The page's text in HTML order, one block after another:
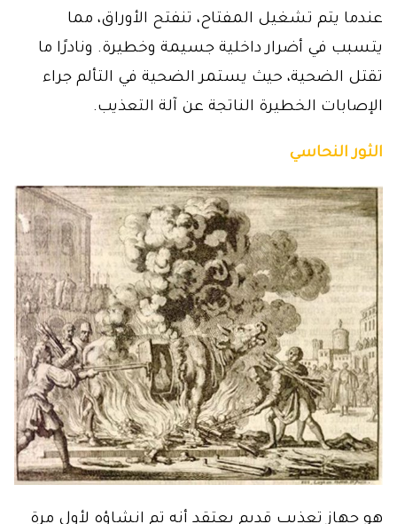
عندما يتم تشغيل المفتاح، تنفتح الأوراق، مما
يتسبب في أضرار داخلية جسيمة وخطيرة. ونادرًا ما
تقتل الضحية، حيث يستمر الضحية في التألم جراء
الإصابات الخطيرة الناتجة عن آلة التعذيب.
الثور النحاسي
هو جهاز تعذيب قديم يعتقد أنه تم إنشاؤه لأول مرة